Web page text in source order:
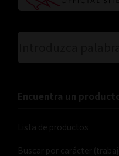
Encuentra un
Lista de productos
Buscar por carácter